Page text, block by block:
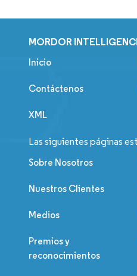
MORDOR
Inicio
Contáctenos
XML
Las siguientes páginas
Sobre Nosotros
Nuestros Clientes
Medios
Premios y
reconocimientos